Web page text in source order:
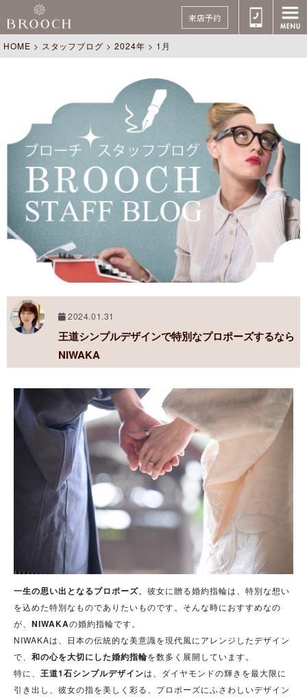
来店予約
HOME > スタッフブログ >2024年 > 1月
2024.01.31
王道シンプルデザインで特別なプロポーズするなら
NIWAKA
一生の思い出となるプロポーズ。彼女に贈る婚約指輪は、特別な想い
を込めた特別なものでありたいものです。そんな時におすすめなの
が、 NIWAKAの婚約指輪です。
NIWAKAは、日本の伝統的な美意識を現代風にアレンジしたデザイン
で、 和の心を大切にした婚約指輪を数多く展開しています。
特に、 王道1石シンプルデザインは、ダイヤモンドの輝きを最大限に
引き出し、彼女の指を美しく彩る、プロポーズにふさわしいデザイン